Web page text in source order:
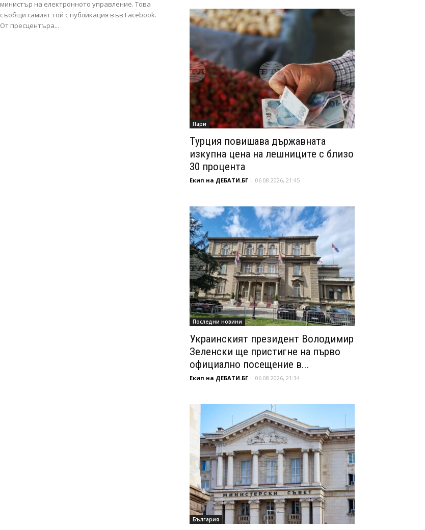
министър на електронното управление. Това
съобщи самият той с публикация във Facebook.
От пресцентъра...
Пари
Турция повишава държавната
изкупна цена на лешниците с близо
30 процента
Екип на ДЕБАТИ.БГ - 06.08.2026, 21:45
Последни новини
Украинският президент Володимир
Зеленски ще пристигне на първо
официално посещение в...
Екип на ДЕБАТИ.БГ - 06.08.2026, 21:34
България